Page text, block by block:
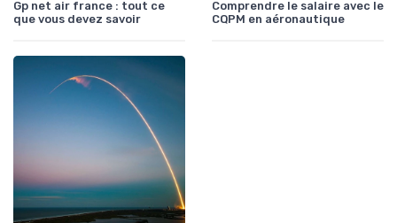
Gp net air france : tout ce
que vous devez savoir
Comprendre le salaire avec le
CQPM en aéronautique